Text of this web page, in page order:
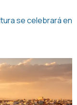
se celebrará en